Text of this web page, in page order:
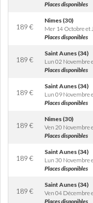
Places disponibles
189 €
Nimes (30)
Mer 14 Octobre et
Places disponibles
189 €
Saint Aunes (34)
Lun 02 Novembre
Places disponibles
189 €
Saint Aunes (34)
Lun 09 Novembre
Places disponibles
189 €
Nimes (30)
Ven 20 Novembre
Places disponibles
189 €
Saint Aunes (34)
Lun 30 Novembre
Places disponibles
189 €
Saint Aunes (34)
Ven 04 Décembre
Places disponibles